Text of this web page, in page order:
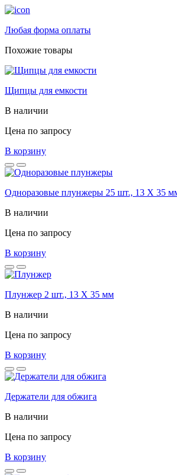
Любая форма оплаты
Похожие товары
Щипцы для емкости
В наличии
Цена по запросу
В корзину
Одноразовые плунжеры 25 шт., 13 X 35
В наличии
Цена по запросу
В корзину
Плунжер 2 шт., 13 X 35 мм
В наличии
Цена по запросу
В корзину
Держатели для обжига
В наличии
Цена по запросу
В корзину